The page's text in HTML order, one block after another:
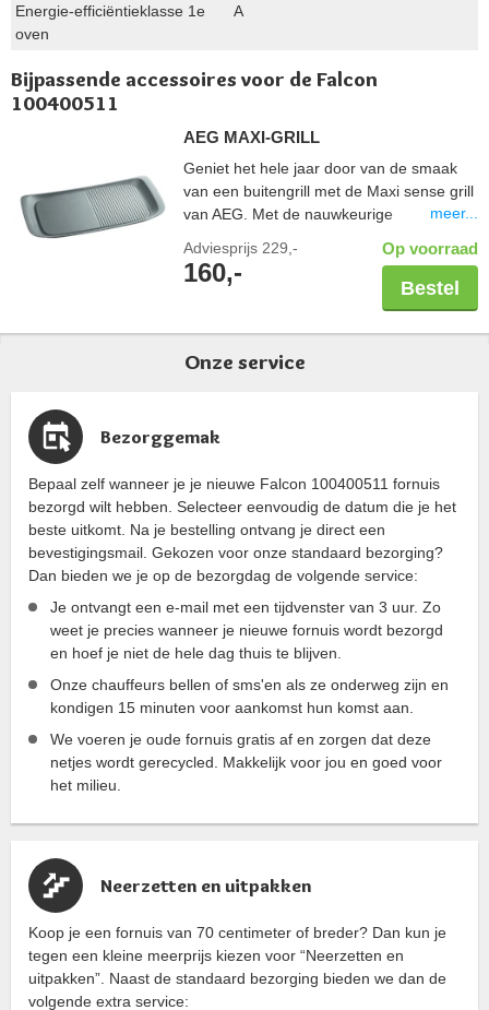
Energie-efficiëntieklasse 1e
oven
A
Bijpassende accessoires voor de Falcon
100400511
AEG MAXI-GRILL
Geniet het hele jaar door van de smaak
van een buitengrill met de Maxi sense grill
van AEG. Met de nauwkeurige
perfect gegrilde steak. Bereiding kan
zowel op de geribbelde als op het gladde
oppervlak. Dikke basis van aluminium. Met
Ovenbestendig tot maximaal 200°C.
Alleen voor inductiekookplaten.
meer...
Adviesprijs 229,-
160,-
Op voorraad
Bestel
Onze service
Bezorggemak
Bepaal zelf wanneer je je nieuwe Falcon 100400511 fornuis
bezorgd wilt hebben. Selecteer eenvoudig de datum die je het
beste uitkomt. Na je bestelling ontvang je direct een
bevestigingsmail. Gekozen voor onze standaard bezorging?
Dan bieden we je op de bezorgdag de volgende service:
Je ontvangt een e-mail met een tijdvenster van 3 uur. Zo
weet je precies wanneer je nieuwe fornuis wordt bezorgd
en hoef je niet de hele dag thuis te blijven.
Onze chauffeurs bellen of sms'en als ze onderweg zijn en
kondigen 15 minuten voor aankomst hun komst aan.
We voeren je oude fornuis gratis af en zorgen dat deze
netjes wordt gerecycled. Makkelijk voor jou en goed voor
het milieu.
Neerzetten en uitpakken
Koop je een fornuis van 70 centimeter of breder? Dan kun je
tegen een kleine meerprijs kiezen voor “Neerzetten en
uitpakken”. Naast de standaard bezorging bieden we dan de
volgende extra service: